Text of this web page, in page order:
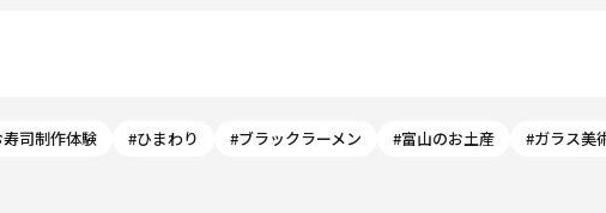
司制作体験 #ひまわり #ブラックラーメン #富山のお土産 #ガラス美